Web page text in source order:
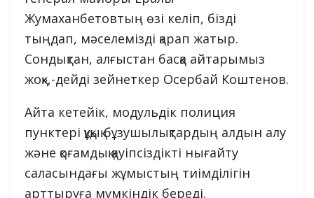
Жумаханбетовтың өзі келіп, бізді
тыңдап, мәселемізді қарап жатыр.
Сондықтан, алғыстан басқа айтарымыз
жоқ»,-дейді зейнеткер Осербай Коштенов.
Айта кетейік, модульдік полиция
пунктері құқық бұзушылықтардың алдын алу
және қоғамдық қауіпсіздікті нығайту
саласындағы жұмыстың тиімділігін
арттыруға мүмкіндік береді.